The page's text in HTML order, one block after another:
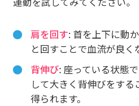
肩を回す: 首を上下に動
と回すことで血流が良く
背伸び: 座っている状態
して大きく背伸びをす
得られます。